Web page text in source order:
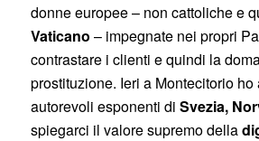
donne europee – non cattoliche e
Vaticano – impegnate nei propri
contrastare i clienti e quindi la
prostituzione. Ieri a Montecitorio ho
autorevoli esponenti di Svezia,
spiegarci il valore supremo della